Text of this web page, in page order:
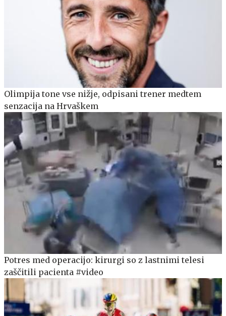
Olimpija tone vse nižje, odpisani trener medtem
senzacija na Hrvaškem
Potres med operacijo: kirurgi so z lastnimi telesi
zaščitili pacienta #video